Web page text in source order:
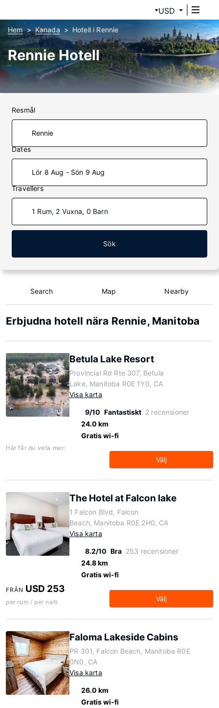
USD
Hem Kanada Hotell i Rennie
Rennie Hotell
Resmål
Dates
Lör 8 Aug - Sön 9 Aug
Travellers
1 Rum, 2 Vuxna, 0 Barn
Sök
Search Map Nearby
Erbjudna hotell nära Rennie, Manitoba
Betula Lake Resort
Provincial Rd Rte 307, Betula
Lake, Manitoba R0E 1Y0, CA
Visa karta
9/10 Fantastiskt 2 recensioner
24.0 km
Gratis wi-fi
Här får du veta mer:
Välj
The Hotel at Falcon lake
1 Falcon Blvd, Falcon
Beach, Manitoba R0E 2H0, CA
Visa karta
8.2/10 Bra 253 recensioner
24.8 km
Gratis wi-fi
FRÅN USD 253
per rum / per natt Välj
Faloma Lakeside Cabins
PR 301, Falcon Beach, Manitoba R0E
0N0, CA
Visa karta
26.0 km
Gratis wi-fi